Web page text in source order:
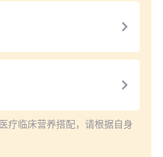
疗临床营养搭配，请根据自身